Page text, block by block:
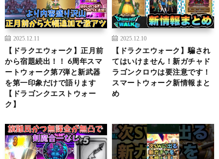
2025.12.11
【ドラクエウォーク】正月前
から宿題続出！！ 6周年スマ
ートウォーク第7弾と新武器
を第一印象だけで語ります
【ドラゴンクエストウォー
ク】
2025.12.10
【ドラクエウォーク】騙され
てはいけません！新ガチャド
ラゴンクロウは要注意です！
スマートウォーク新情報まと
め